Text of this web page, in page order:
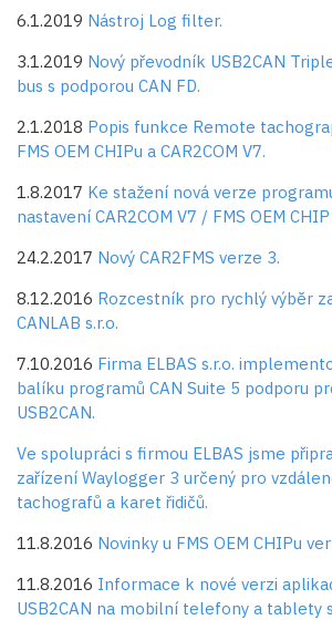
6.1.2019 Nástroj Log filter.
3.1.2019 Nový převodník USB2CAN
bus s podporou CAN FD.
2.1.2018 Popis funkce Remote
FMS OEM CHIPu a CAR2COM V7.
1.8.2017 Ke stažení nová verze
nastavení CAR2COM V7 / FMS OEM CHIP
24.2.2017 Nový CAR2FMS verze 3.
8.12.2016 Rozcestník pro rychlý výběr
CANLAB s.r.o.
7.10.2016 Firma ELBAS s.r.o.
balíku programů CAN Suite 5 podporu
USB2CAN.
Ve spolupráci s firmou ELBAS jsme
zařízení Waylogger 3 určený pro
tachografů a karet řidičů.
11.8.2016 Novinky u FMS OEM CHIPu
11.8.2016 Informace k nové verzi
USB2CAN na mobilní telefony a tablety